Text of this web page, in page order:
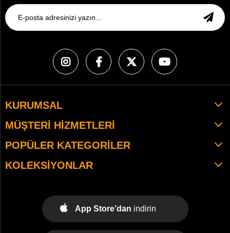
KURUMSAL
MÜŞTERI HIZMETLERI
POPÜLER KATEGORILER
KOLEKSIYONLAR
App Store’dan indirin